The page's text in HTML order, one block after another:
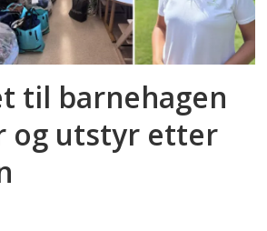
til barnehagen
og utstyr etter